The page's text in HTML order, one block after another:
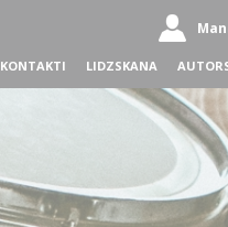
KONTAKTI LIDZSKANA